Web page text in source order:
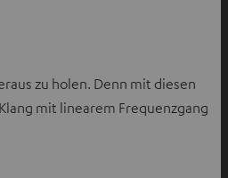
zu holen. Denn mit diesen
mit linearem Frequenzgang